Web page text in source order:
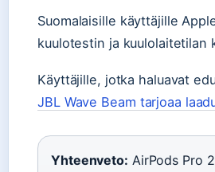
Suomalaisille käyttäjille
kuulotestin ja kuulolaitetilan
Käyttäjille, jotka haluavat
JBL Wave Beam tarjoaa
Yhteenveto: AirPods Pro